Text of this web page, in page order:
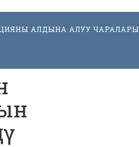
АЛДЫНА АЛУУ ЧАРАЛАРЫ